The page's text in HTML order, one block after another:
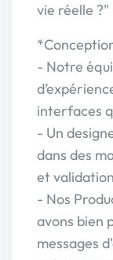
vie réelle ?"
- Notre
interfaces
- Un
dans des
et
- Nos
avons bien
messages